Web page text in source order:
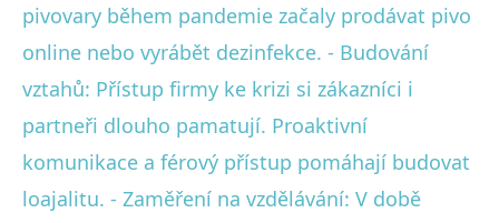
pivovary během pandemie začaly prodávat pivo
online nebo vyrábět dezinfekce. - Budování
vztahů: Přístup firmy ke krizi si zákazníci i
partneři dlouho pamatují. Proaktivní
komunikace a férový přístup pomáhají budovat
loajalitu. - Zaměření na vzdělávání: V době